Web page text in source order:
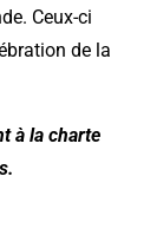
Ceux-ci
de la
à la charte